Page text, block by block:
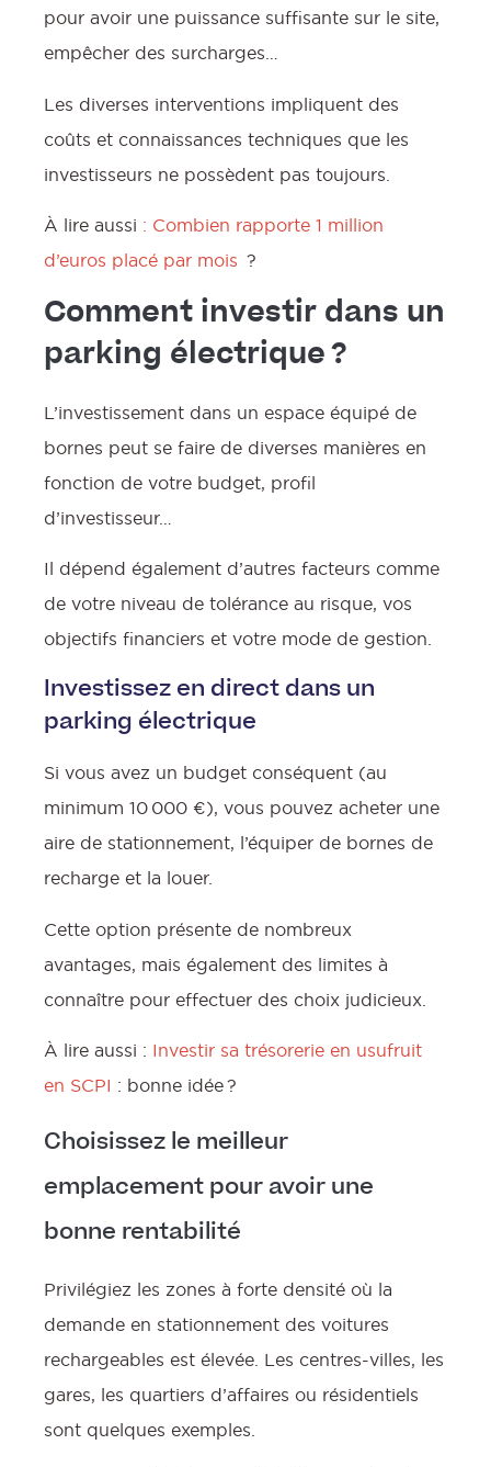
pour avoir une puissance suffisante sur le site,
empêcher des surcharges…
Les diverses interventions impliquent des
coûts et connaissances techniques que les
investisseurs ne possèdent pas toujours.
À lire aussi : Combien rapporte 1 million
d’euros placé par mois ?
Comment investir dans un
parking électrique ?
L’investissement dans un espace équipé de
bornes peut se faire de diverses manières en
fonction de votre budget, profil
d’investisseur…
Il dépend également d’autres facteurs comme
de votre niveau de tolérance au risque, vos
objectifs financiers et votre mode de gestion.
Investissez en direct dans un
parking électrique
Si vous avez un budget conséquent (au
minimum 10 000 €), vous pouvez acheter une
aire de stationnement, l’équiper de bornes de
recharge et la louer.
Cette option présente de nombreux
avantages, mais également des limites à
connaître pour effectuer des choix judicieux.
À lire aussi : Investir sa trésorerie en usufruit
en SCPI : bonne idée ?
Choisissez le meilleur
emplacement pour avoir une
bonne rentabilité
Privilégiez les zones à forte densité où la
demande en stationnement des voitures
rechargeables est élevée. Les centres-villes, les
gares, les quartiers d’affaires ou résidentiels
sont quelques exemples.